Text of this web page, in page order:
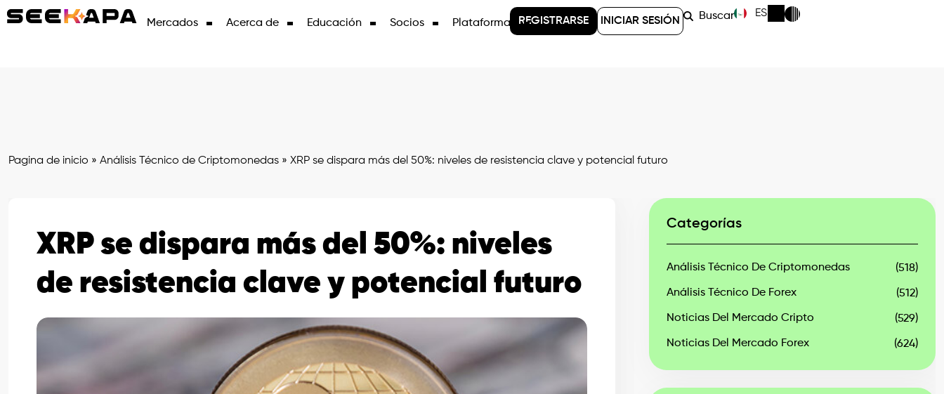
Mercados Acerca de Educación Socios Plataformas REGISTRARSE INICIAR SESIÓN Buscar ES
Pagina de inicio » Análisis Técnico de Criptomonedas » XRP se dispara más del 50%: niveles de resistencia clave y potencial futuro
XRP se dispara más del 50%: niveles
de resistencia clave y potencial futuro
Categorías
Análisis Técnico De Criptomonedas (518)
Análisis Técnico De Forex (512)
Noticias Del Mercado Cripto (529)
Noticias Del Mercado Forex (624)